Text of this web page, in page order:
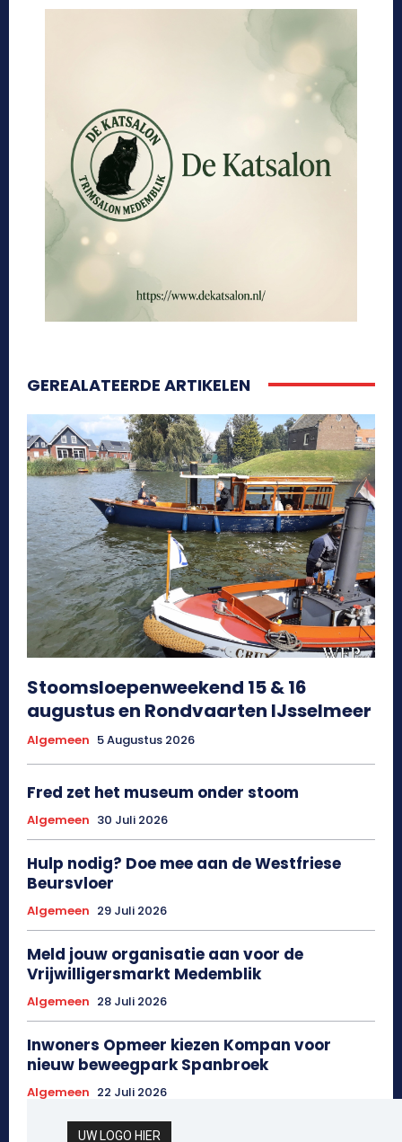
GEREALATEERDE ARTIKELEN
Stoomsloepenweekend 15 & 16
augustus en Rondvaarten IJsselmeer
Algemeen 5 Augustus 2026
Fred zet het museum onder stoom
Algemeen 30 Juli 2026
Hulp nodig? Doe mee aan de Westfriese
Beursvloer
Algemeen 29 Juli 2026
Meld jouw organisatie aan voor de
Vrijwilligersmarkt Medemblik
Algemeen 28 Juli 2026
Inwoners Opmeer kiezen Kompan voor
nieuw beweegpark Spanbroek
Algemeen 22 Juli 2026
UW LOGO HIER